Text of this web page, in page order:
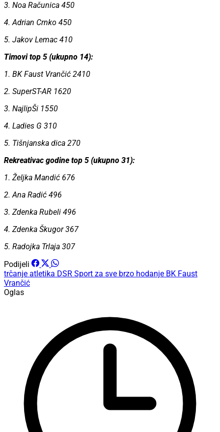
3. Noa Računica 450
4. Adrian Crnko 450
5. Jakov Lemac 410
Timovi top 5 (ukupno 14):
1. BK Faust Vrančić 2410
2. SuperST-AR 1620
3. NajlipŠi 1550
4. Ladies G 310
5. Tišnjanska dica 270
Rekreativac godine top 5 (ukupno 31):
1. Željka Mandić 676
2. Ana Radić 496
3. Zdenka Rubeli 496
4. Zdenka Škugor 367
5. Radojka Trlaja 307
Podijeli
trčanje atletika DSR Sport za sve brzo hodanje BK Faust
Vrančić
Oglas